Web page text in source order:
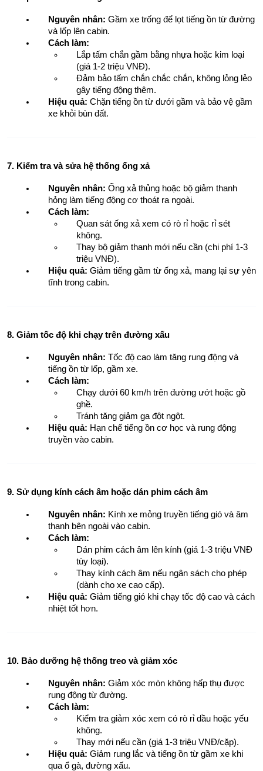
Nguyên nhân: Gầm xe trống để lọt tiếng ồn từ đường
và lốp lên cabin.
Cách làm:
Lắp tấm chắn gầm bằng nhựa hoặc kim loại
(giá 1-2 triệu VNĐ).
Đảm bảo tấm chắn chắc chắn, không lỏng lẻo
gây tiếng động thêm.
Hiệu quả: Chặn tiếng ồn từ dưới gầm và bảo vệ gầm
xe khỏi bùn đất.
7. Kiểm tra và sửa hệ thống ống xả
Nguyên nhân: Ống xả thủng hoặc bộ giảm thanh
hỏng làm tiếng động cơ thoát ra ngoài.
Cách làm:
Quan sát ống xả xem có rò rỉ hoặc rỉ sét
không.
Thay bộ giảm thanh mới nếu cần (chi phí 1-3
triệu VNĐ).
Hiệu quả: Giảm tiếng gầm từ ống xả, mang lại sự yên
tĩnh trong cabin.
8. Giảm tốc độ khi chạy trên đường xấu
Nguyên nhân: Tốc độ cao làm tăng rung động và
tiếng ồn từ lốp, gầm xe.
Cách làm:
Chạy dưới 60 km/h trên đường ướt hoặc gồ
ghề.
Tránh tăng giảm ga đột ngột.
Hiệu quả: Hạn chế tiếng ồn cơ học và rung động
truyền vào cabin.
9. Sử dụng kính cách âm hoặc dán phim cách âm
Nguyên nhân: Kính xe mỏng truyền tiếng gió và âm
thanh bên ngoài vào cabin.
Cách làm:
Dán phim cách âm lên kính (giá 1-3 triệu VNĐ
tùy loại).
Thay kính cách âm nếu ngân sách cho phép
(dành cho xe cao cấp).
Hiệu quả: Giảm tiếng gió khi chạy tốc độ cao và cách
nhiệt tốt hơn.
10. Bảo dưỡng hệ thống treo và giảm xóc
Nguyên nhân: Giảm xóc mòn không hấp thụ được
rung động từ đường.
Cách làm:
Kiểm tra giảm xóc xem có rò rỉ dầu hoặc yếu
không.
Thay mới nếu cần (giá 1-3 triệu VNĐ/cặp).
Hiệu quả: Giảm rung lắc và tiếng ồn từ gầm xe khi
qua ổ gà, đường xấu.